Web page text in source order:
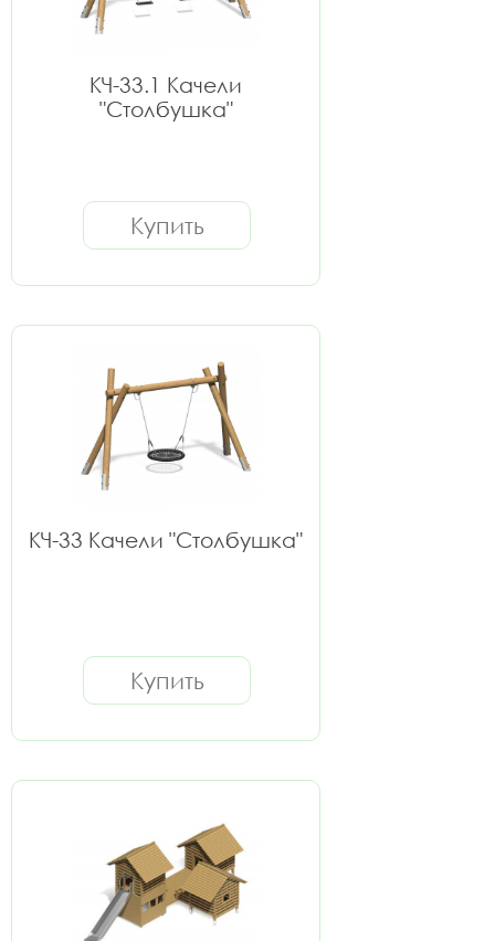
КЧ-33.1 Качели
"Столбушка"
Купить
КЧ-33 Качели "Столбушка"
Купить